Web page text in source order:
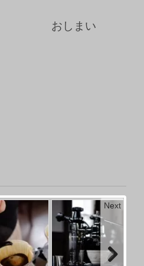
おしまい
Next